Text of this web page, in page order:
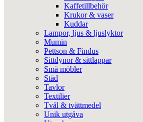
Kaffetillbehör
Krukor & vaser
Kuddar
Lampor, ljus & ljuslyktor
Mumin
Pettson & Findus
Sittdynor & sittlappar
Små möbler
Städ
Tavlor
Textilier
Tvål & tvättmedel
Unik utgåva